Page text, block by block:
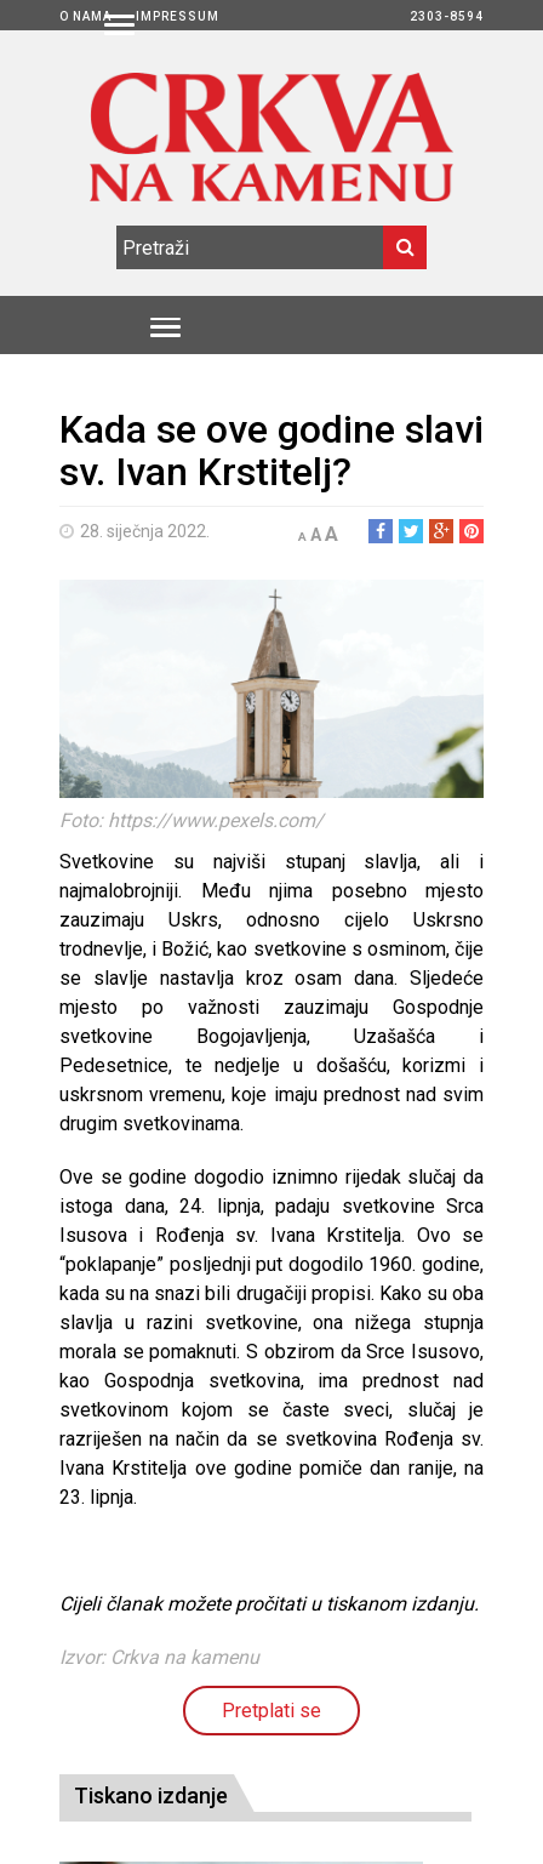
O NAMA IMPRESSUM 2303-8594
Kada se ove godine slavi
sv. Ivan Krstitelj?
28. siječnja 2022. A AA
Foto: https://www.pexels.com/
Svetkovine su najviši stupanj slavlja, ali i
najmalobrojniji. Među njima posebno mjesto
zauzimaju Uskrs, odnosno cijelo Uskrsno
trodnevlje, i Božić, kao svetkovine s osminom, čije
se slavlje nastavlja kroz osam dana. Sljedeće
mjesto po važnosti zauzimaju Gospodnje
svetkovine Bogojavljenja, Uzašašća i
Pedesetnice, te nedjelje u došašću, korizmi i
uskrsnom vremenu, koje imaju prednost nad svim
drugim svetkovinama.
Ove se godine dogodio iznimno rijedak slučaj da
istoga dana, 24. lipnja, padaju svetkovine Srca
Isusova i Rođenja sv. Ivana Krstitelja. Ovo se
“poklapanje” posljednji put dogodilo 1960. godine,
kada su na snazi bili drugačiji propisi. Kako su oba
slavlja u razini svetkovine, ona nižega stupnja
morala se pomaknuti. S obzirom da Srce Isusovo,
kao Gospodnja svetkovina, ima prednost nad
svetkovinom kojom se časte sveci, slučaj je
razriješen na način da se svetkovina Rođenja sv.
Ivana Krstitelja ove godine pomiče dan ranije, na
23. lipnja.
Cijeli članak možete pročitati u tiskanom izdanju.
Izvor: Crkva na kamenu
Pretplati se
Tiskano izdanje